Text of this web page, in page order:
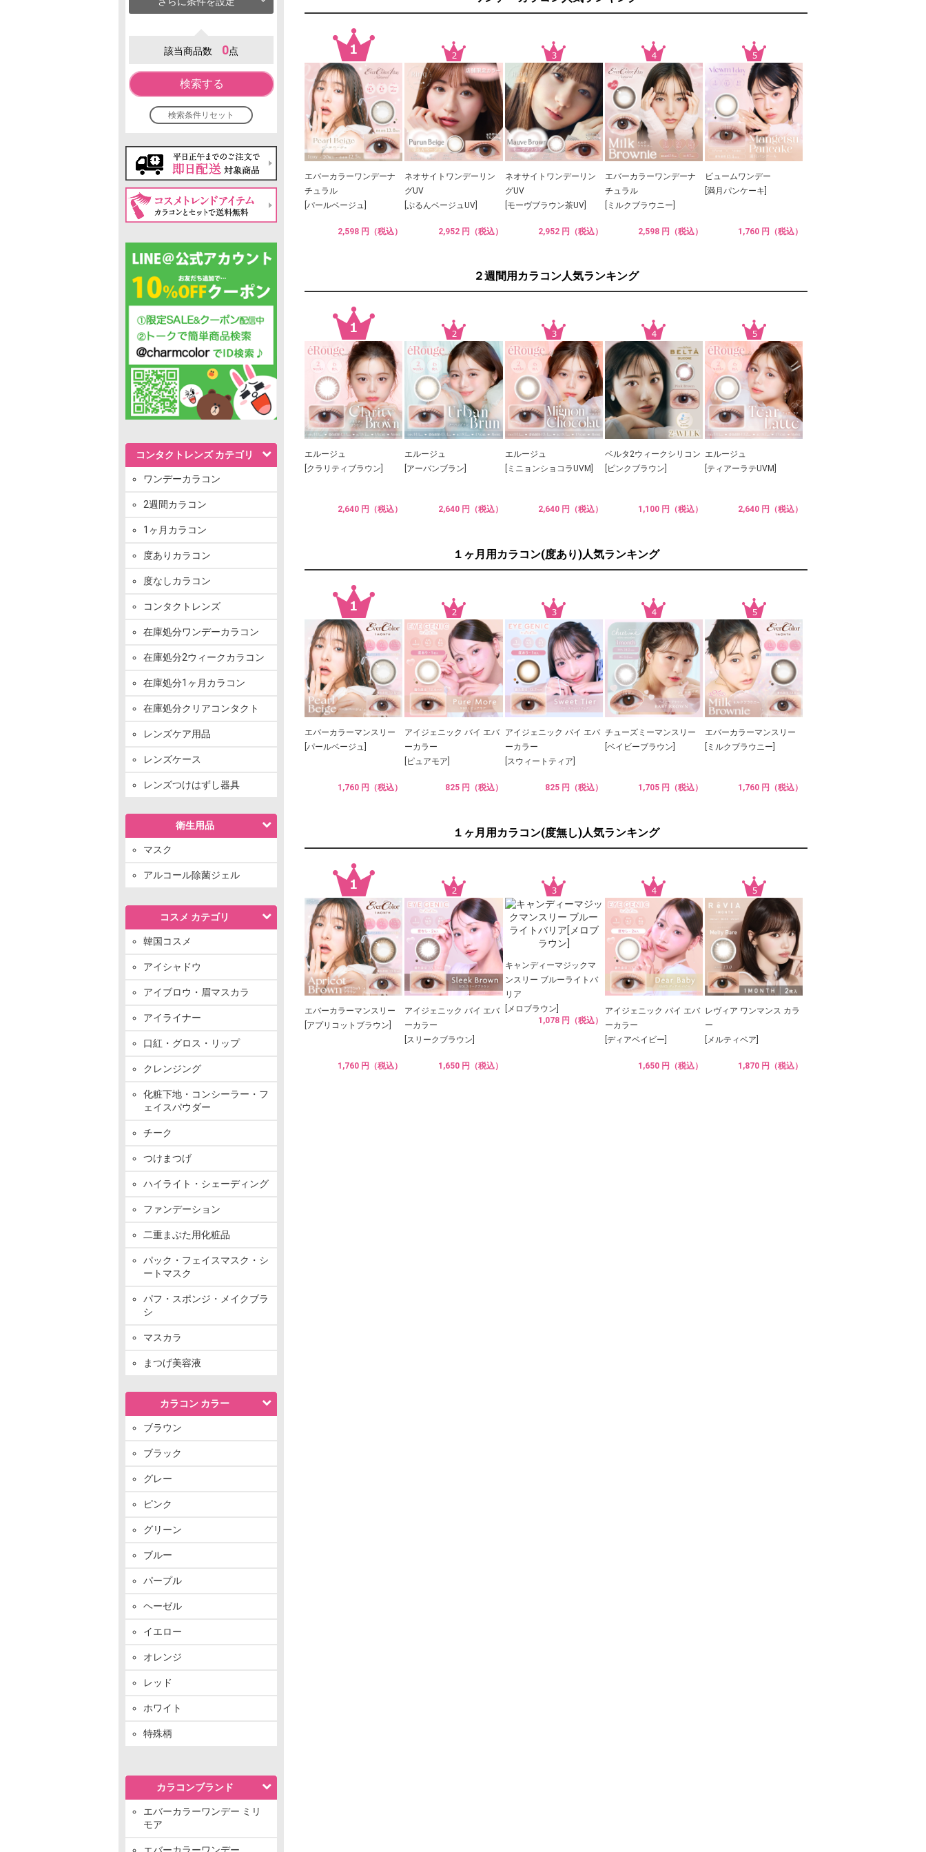
該当商品数 0点
検索する
検索条件リセット
コンタクトレンズ カテゴリ
ワンデーカラコン
2週間カラコン
1ヶ月カラコン
度ありカラコン
度なしカラコン
コンタクトレンズ
在庫処分ワンデーカラコン
在庫処分2ウィークカラコン
在庫処分1ヶ月カラコン
在庫処分クリアコンタクト
レンズケア用品
レンズケース
レンズつけはずし器具
衛生用品
マスク
アルコール除菌ジェル
コスメ カテゴリ
韓国コスメ
アイシャドウ
アイブロウ・眉マスカラ
アイライナー
口紅・グロス・リップ
クレンジング
化粧下地・コンシーラー・フ
ェイスパウダー
チーク
つけまつげ
ハイライト・シェーディング
ファンデーション
二重まぶた用化粧品
パック・フェイスマスク・シ
ートマスク
パフ・スポンジ・メイクブラ
シ
マスカラ
まつげ美容液
カラコン カラー
ブラウン
ブラック
グレー
ピンク
グリーン
ブルー
パープル
ヘーゼル
イエロー
オレンジ
レッド
ホワイト
特殊柄
カラコンブランド
エバーカラーワンデー ミリ
モア
エバーカラーワンデー
エバーカラーワンデーナ
チュラル
[パールベージュ]
2,598 円（税込）
ネオサイトワンデーリン
グUV
[ぷるんベージュUV]
2,952 円（税込）
ネオサイトワンデーリン
グUV
[モーヴブラウン茶UV]
2,952 円（税込）
エバーカラーワンデーナ
チュラル
[ミルクブラウニー]
2,598 円（税込）
ビュームワンデー
[満月パンケーキ]
1,760 円（税込）
２週間用カラコン人気ランキング
エルージュ
[クラリティブラウン]
2,640 円（税込）
エルージュ
[アーバンブラン]
2,640 円（税込）
エルージュ
[ミニョンショコラUVM]
2,640 円（税込）
ベルタ2ウィークシリコン
[ピンクブラウン]
1,100 円（税込）
エルージュ
[ティアーラテUVM]
2,640 円（税込）
１ヶ月用カラコン(度あり)人気ランキング
エバーカラーマンスリー
[パールベージュ]
1,760 円（税込）
アイジェニック バイ エバ
ーカラー
[ピュアモア]
825 円（税込）
アイジェニック バイ エバ
ーカラー
[スウィートティア]
825 円（税込）
チューズミーマンスリー
[ベイビーブラウン]
1,705 円（税込）
エバーカラーマンスリー
[ミルクブラウニー]
1,760 円（税込）
１ヶ月用カラコン(度無し)人気ランキング
エバーカラーマンスリー
[アプリコットブラウン]
1,760 円（税込）
アイジェニック バイ エバ
ーカラー
[スリークブラウン]
1,650 円（税込）
キャンディーマジックマ
ンスリー ブルーライトバ
リア
[メロブラウン]
1,078 円（税込）
アイジェニック バイ エバ
ーカラー
[ディアベイビー]
1,650 円（税込）
レヴィア ワンマンス カラ
ー
[メルティベア]
1,870 円（税込）